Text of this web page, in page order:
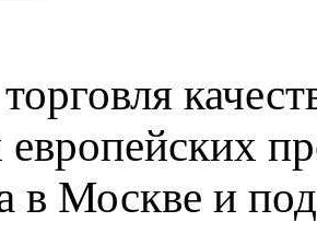
в Москве и под